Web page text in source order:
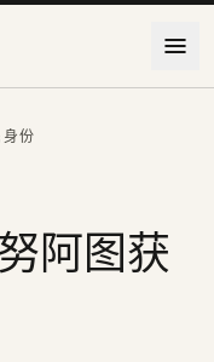
份
阿图获